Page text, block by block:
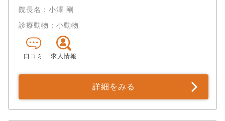
院長名：小澤 剛
診療動物：小動物
口コミ 求人情報
詳細をみる